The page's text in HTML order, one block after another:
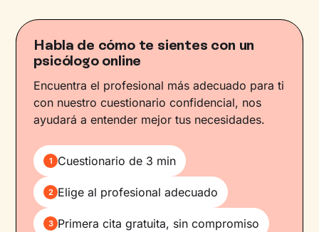
Habla de cómo te sientes con un
psicólogo online
Encuentra el profesional más adecuado para ti
con nuestro cuestionario confidencial, nos
ayudará a entender mejor tus necesidades.
1 Cuestionario de 3 min
2 Elige al profesional adecuado
3 Primera cita gratuita, sin compromiso